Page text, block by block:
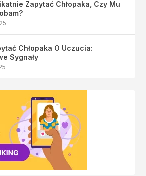
Zapytać Chłopaka, Czy Mu
Chłopaka O Uczucia:
Sygnały